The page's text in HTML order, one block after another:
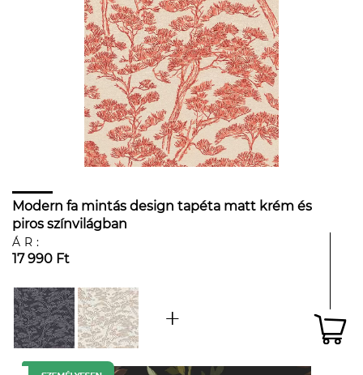
Modern fa mintás design tapéta matt krém és
piros színvilágban
ÁR:
17 990 Ft